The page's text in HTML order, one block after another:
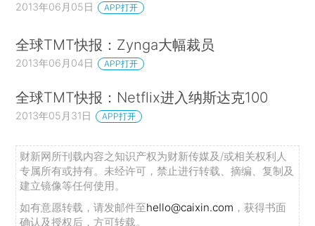
2013年06月05日 APP打开
全球TMT快报：Zynga大幅裁员
2013年06月04日 APP打开
全球TMT快报：Netflix进入纳斯达克100
2013年05月31日 APP打开
财新网所刊载内容之知识产权为财新传媒及/或相关权利人
专属所有或持有。未经许可，禁止进行转载、摘编、复制及
建立镜像等任何使用。
如有意愿转载，请发邮件至hello@caixin.com ，获得书面
确认及授权后，方可转载。